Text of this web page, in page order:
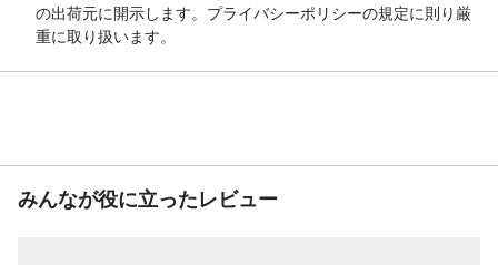
の出荷元に開示します。プライバシーポリシーの規定に則り厳
重に取り扱います。
みんなが役に立ったレビュー